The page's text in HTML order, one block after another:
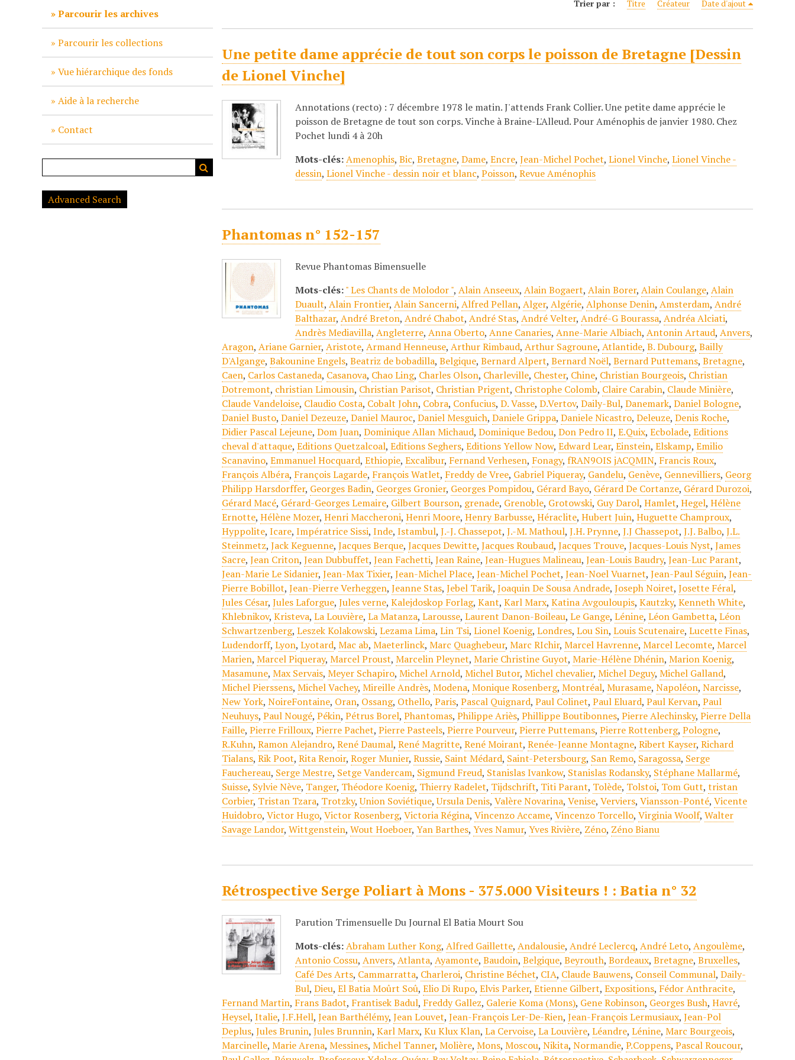
Parcourir les archives
Parcourir les collections
Vue hiérarchique des fonds
Aide à la recherche
Contact
Advanced Search
Trier par : Titre Créateur Date d'ajout
Une petite dame apprécie de tout son corps le poisson de Bretagne [Dessin
de Lionel Vinche]
Annotations (recto) : 7 décembre 1978 le matin. J'attends Frank Collier. Une petite dame apprécie le
poisson de Bretagne de tout son corps. Vinche à Braine-L'Alleud. Pour Aménophis de janvier 1980. Chez
Pochet lundi 4 à 20h
Mots-clés:Amenophis,Bic,Bretagne,Dame,Encre,Jean-Michel Pochet,Lionel Vinche,Lionel Vinche -
dessin,Lionel Vinche - dessin noir et blanc,Poisson,Revue Aménophis
Phantomas n° 152-157
Revue Phantomas Bimensuelle
Mots-clés:" Les Chants de Molodor ",Alain Anseeux,Alain Bogaert,Alain Borer,Alain Coulange,Alain
Duault,Alain Frontier,Alain Sancerni,Alfred Pellan,Alger,Algérie,Alphonse Denin,Amsterdam,André
Balthazar,André Breton,André Chabot,André Stas,André Velter,André-G Bourassa,Andréa Alciati,
Andrès Mediavilla,Angleterre,Anna Oberto,Anne Canaries,Anne-Marie Albiach,Antonin Artaud,Anvers,
Aragon,Ariane Garnier,Aristote,Armand Henneuse,Arthur Rimbaud,Arthur Sagroune,Atlantide,B. Dubourg,Bailly
D'Algange,Bakounine Engels,Beatriz de bobadilla,Belgique,Bernard Alpert,Bernard Noël,Bernard Puttemans,Bretagne,
Caen, Carlos Castaneda, Casanova, Chao Ling, Charles Olson, Charleville, Chester, Chine, Christian Bourgeois, Christian
Dotremont, christian Limousin, Christian Parisot, Christian Prigent, Christophe Colomb, Claire Carabin, Claude Minière,
Claude Vandeloise, Claudio Costa, Cobalt John, Cobra, Confucius,D. Vasse,D.Vertov,Daily-Bul,Danemark,Daniel Bologne,
Daniel Busto,Daniel Dezeuze,Daniel Mauroc,Daniel Mesguich,Daniele Grippa,Daniele Nicastro,Deleuze,Denis Roche,
Didier Pascal Lejeune,Dom Juan,Dominique Allan Michaud,Dominique Bedou,Don Pedro II,E.Quix,Ecbolade,Editions
cheval d'attaque,Editions Quetzalcoal,Editions Seghers,Editions Yellow Now,Edward Lear,Einstein,Elskamp,Emilio
Scanavino,Emmanuel Hocquard,Ethiopie,Excalibur, Fernand Verhesen, Fonagy,fRAN9OIS jACQMIN, Francis Roux,
François Albéra, François Lagarde, François Watlet, Freddy de Vree, Gabriel Piqueray, Gandelu, Genève, Gennevilliers, Georg
Philipp Harsdorffer, Georges Badin, Georges Gronier, Georges Pompidou, Gérard Bayo, Gérard De Cortanze, Gérard Durozoi,
Gérard Macé, Gérard-Georges Lemaire, Gilbert Bourson, grenade, Grenoble, Grotowski, Guy Darol,Hamlet,Hegel,Hélène
Ernotte,Hélène Mozer,Henri Maccheroni,Henri Moore,Henry Barbusse,Héraclite,Hubert Juin,Huguette Champroux,
Hyppolite,Icare,Impératrice Sissi,Inde,Istambul,J.-J. Chassepot,J.-M. Mathoul,J.H. Prynne,J.J Chassepot,J.J. Balbo,J.L.
Steinmetz,Jack Keguenne,Jacques Berque,Jacques Dewitte,Jacques Roubaud,Jacques Trouve,Jacques-Louis Nyst,James
Sacre,Jean Criton,Jean Dubbuffet,Jean Fachetti,Jean Raine,Jean-Hugues Malineau,Jean-Louis Baudry,Jean-Luc Parant,
Jean-Marie Le Sidanier,Jean-Max Tixier,Jean-Michel Place,Jean-Michel Pochet,Jean-Noel Vuarnet,Jean-Paul Séguin,Jean-
Pierre Bobillot,Jean-Pierre Verheggen,Jeanne Stas,Jebel Tarik,Joaquin De Sousa Andrade,Joseph Noiret,Josette Féral,
Jules César,Jules Laforgue,Jules verne,Kalejdoskop Forlag,Kant,Karl Marx,Katina Avgouloupis,Kautzky,Kenneth White,
Khlebnikov,Kristeva,La Louvière,La Matanza,Larousse,Laurent Danon-Boileau,Le Gange,Lénine,Léon Gambetta,Léon
Schwartzenberg,Leszek Kolakowski,Lezama Lima,Lin Tsi,Lionel Koenig,Londres,Lou Sin,Louis Scutenaire,Lucette Finas,
Ludendorff,Lyon,Lyotard,Mac ab,Maeterlinck,Marc Quaghebeur,Marc RIchir,Marcel Havrenne,Marcel Lecomte,Marcel
Marien,Marcel Piqueray,Marcel Proust,Marcelin Pleynet,Marie Christine Guyot,Marie-Hélène Dhénin,Marion Koenig,
Masamune,Max Servais,Meyer Schapiro,Michel Arnold,Michel Butor,Michel chevalier,Michel Deguy,Michel Galland,
Michel Pierssens,Michel Vachey,Mireille Andrès,Modena,Monique Rosenberg,Montréal,Murasame,Napoléon,Narcisse,
New York,NoireFontaine, Oran, Ossang, Othello,Paris,Pascal Quignard,Paul Colinet,Paul Eluard,Paul Kervan,Paul
Neuhuys,Paul Nougé,Pékin,Pétrus Borel,Phantomas,Philippe Ariès,Phillippe Boutibonnes,Pierre Alechinsky,Pierre Della
Faille,Pierre Frilloux,Pierre Pachet,Pierre Pasteels,Pierre Pourveur,Pierre Puttemans,Pierre Rottenberg,Pologne,
R.Kuhn,Ramon Alejandro,René Daumal,René Magritte,René Moirant,Renée-Jeanne Montagne,Ribert Kayser,Richard
Tialans,Rik Poot,Rita Renoir,Roger Munier,Russie, Saint Médard, Saint-Petersbourg, San Remo, Saragossa, Serge
Fauchereau, Serge Mestre, Setge Vandercam, Sigmund Freud, Stanislas Ivankow, Stanislas Rodansky, Stéphane Mallarmé,
Suisse, Sylvie Nève, Tanger, Théodore Koenig, Thierry Radelet, Tijdschrift, Titi Parant, Tolède, Tolstoi, Tom Gutt,tristan
Corbier, Tristan Tzara, Trotzky,Union Soviétique,Ursula Denis,Valère Novarina,Venise,Verviers,Viansson-Ponté,Vicente
Huidobro,Victor Hugo,Victor Rosenberg,Victoria Régina,Vincenzo Accame,Vincenzo Torcello,Virginia Woolf,Walter
Savage Landor,Wittgenstein,Wout Hoeboer,Yan Barthes,Yves Namur,Yves Rivière, Zéno, Zéno Bianu
Rétrospective Serge Poliart à Mons - 375.000 Visiteurs ! : Batia n° 32
Parution Trimensuelle Du Journal El Batia Mourt Sou
Mots-clés:Abraham Luther Kong,Alfred Gaillette,Andalousie,André Leclercq,André Leto,Angoulème,
Antonio Cossu,Anvers,Atlanta,Ayamonte,Baudoin,Belgique,Beyrouth,Bordeaux,Bretagne,Bruxelles,
Café Des Arts, Cammarratta, Charleroi, Christine Béchet, CIA, Claude Bauwens, Conseil Communal,Daily-
Bul,Dieu,El Batia Moûrt Soû,Elio Di Rupo,Elvis Parker,Etienne Gilbert,Expositions, Fédor Anthracite,
Fernand Martin, Frans Badot, Frantisek Badul, Freddy Gallez, Galerie Koma (Mons), Gene Robinson, Georges Bush,Havré,
Heysel,Italie,J.F.Hell,Jean Barthélémy,Jean Louvet,Jean-François Ler-De-Rien,Jean-François Lermusiaux,Jean-Pol
Deplus,Jules Brunin,Jules Brunnin,Karl Marx,Ku Klux Klan,La Cervoise,La Louvière,Léandre,Lénine,Marc Bourgeois,
Marcinelle,Marie Arena,Messines,Michel Tanner,Molière,Mons,Moscou,Nikita,Normandie,P.Coppens,Pascal Roucour,